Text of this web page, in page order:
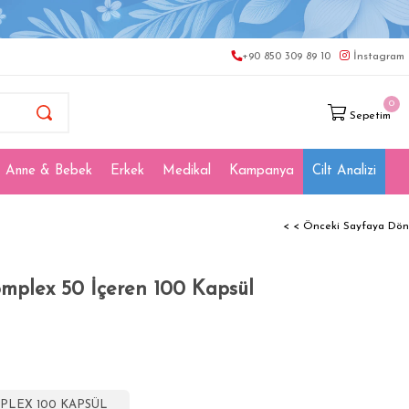
+90 850 309 89 10 İnstagram
Sepetim
0
Anne & Bebek Erkek Medikal Kampanya Cilt Analizi
< < Önceki Sayfaya Dön
50 İçeren 100 Kapsül
100 KAPSÜL